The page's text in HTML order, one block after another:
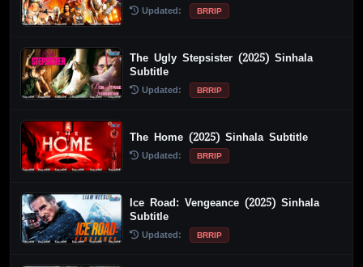
Updated: BRRIP
The Ugly Stepsister (2025) Sinhala
Subtitle
Updated: BRRIP
The Home (2025) Sinhala Subtitle
Updated: BRRIP
Ice Road: Vengeance (2025) Sinhala
Subtitle
Updated: BRRIP